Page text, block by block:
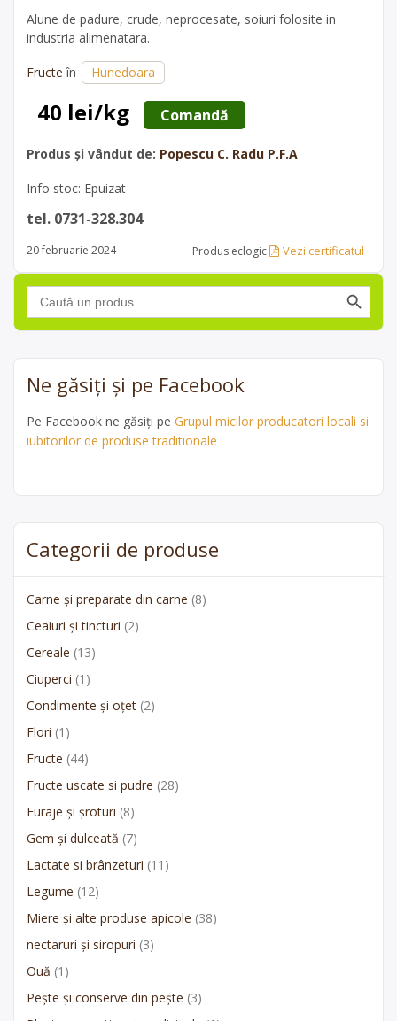
Alune de padure, crude, neprocesate, soiuri folosite in
industria alimenatara.
Fructe în Hunedoara
40 lei/kg Comandă
Produs și vândut de: Popescu C. Radu P.F.A
Info stoc: Epuizat
tel. 0731-328.304
20 februarie 2024 Produs eclogic Vezi certificatul
Search
for:
Search Button
Ne găsiți și pe Facebook
Pe Facebook ne găsiți pe Grupul micilor producatori locali si
iubitorilor de produse traditionale
Categorii de produse
Carne și preparate din carne (8)
Ceaiuri și tincturi (2)
Cereale (13)
Ciuperci (1)
Condimente și oțet (2)
Flori (1)
Fructe (44)
Fructe uscate si pudre (28)
Furaje și șroturi (8)
Gem și dulceată (7)
Lactate si brânzeturi (11)
Legume (12)
Miere și alte produse apicole (38)
nectaruri și siropuri (3)
Ouă (1)
Pește și conserve din pește (3)